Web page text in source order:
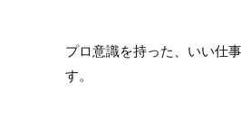
プロ意識を持った、いい仕
す。